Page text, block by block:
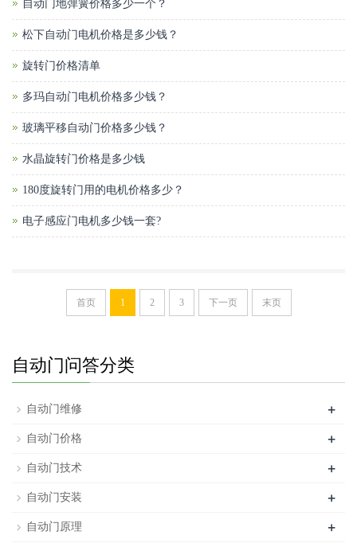
自动门地弹簧价格多少一个？
松下自动门电机价格是多少钱？
旋转门价格清单
多玛自动门电机价格多少钱？
玻璃平移自动门价格多少钱？
水晶旋转门价格是多少钱
180度旋转门用的电机价格多少？
电子感应门电机多少钱一套?
首页 1 2 3 下一页 末页
自动门问答分类
自动门维修 +
自动门价格 +
自动门技术 +
自动门安装 +
自动门原理 +